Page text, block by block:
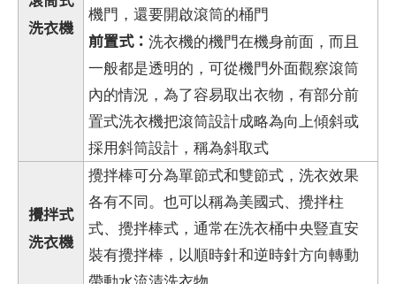
洗衣機
機門，還要開啟滾筒的桶門
前置式： 洗衣機的機門在機身前面，而且
一般都是透明的，可從機門外面觀察滾筒
內的情況，為了容易取出衣物，有部分前
置式洗衣機把滾筒設計成略為向上傾斜或
採用斜筒設計，稱為斜取式
攪拌式
洗衣機
攪拌棒可分為單節式和雙節式，洗衣效果
各有不同。也可以稱為美國式、攪拌柱
式、攪拌棒式，通常在洗衣桶中央豎直安
裝有攪拌棒，以順時針和逆時針方向轉動